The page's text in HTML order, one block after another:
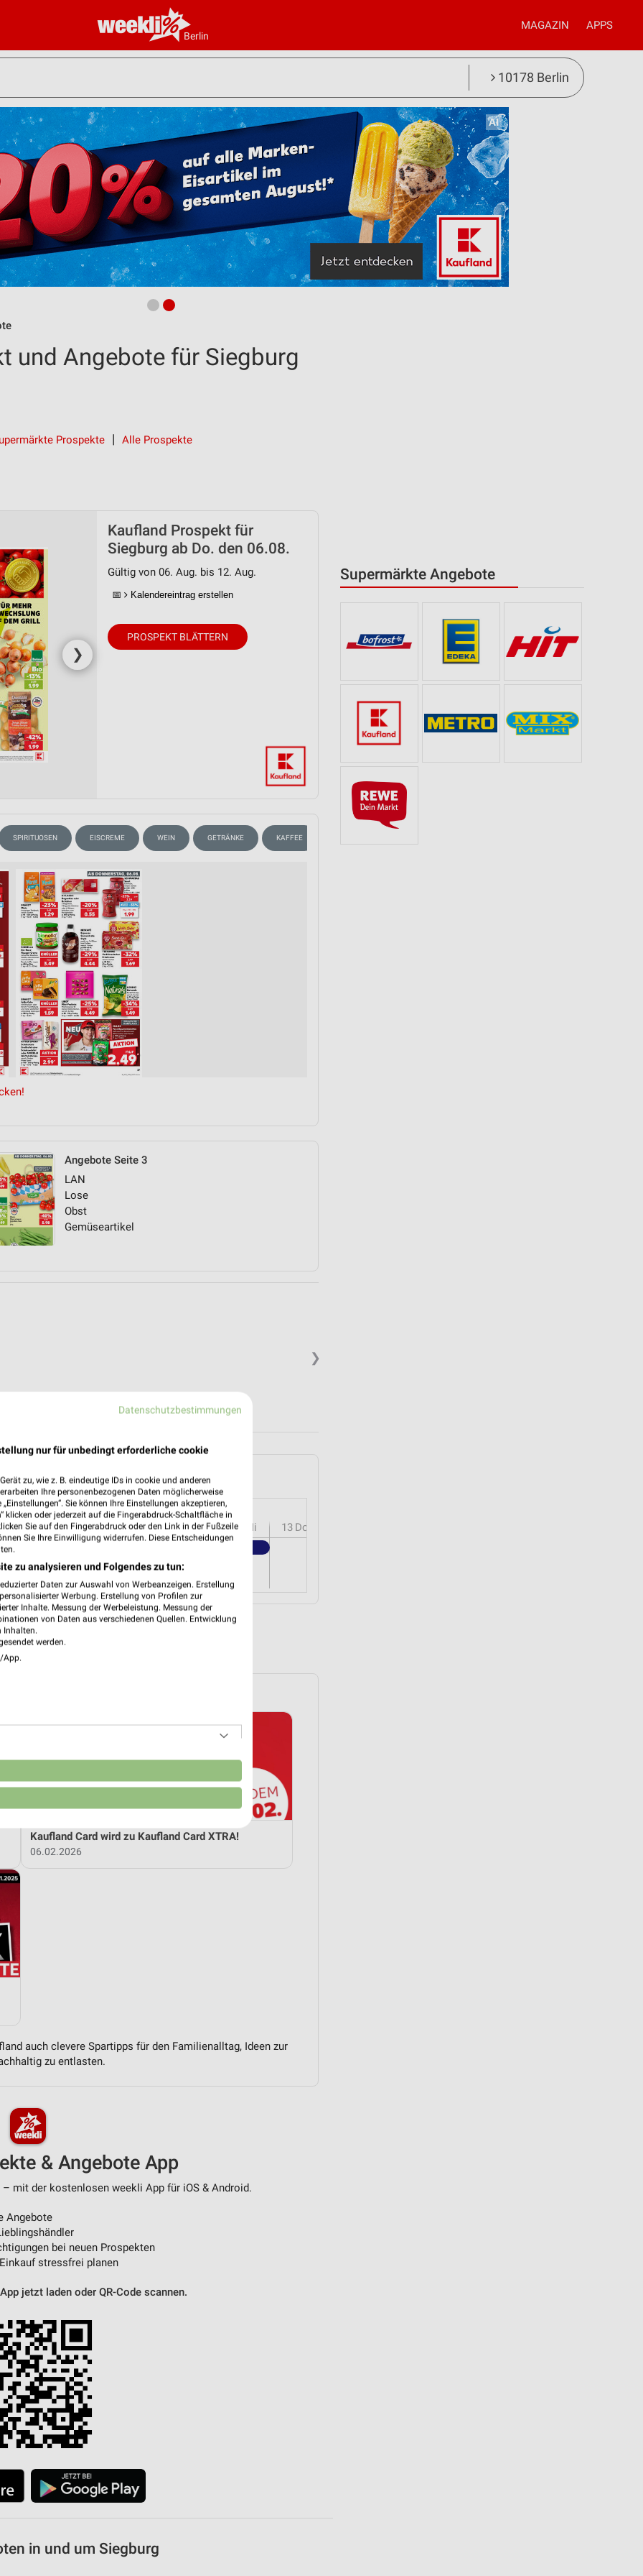
Berlin
MAGAZIN APPS
10178 Berlin
Supermärkte Angebote
und Angebote für Siegburg
Prospekte Alle Prospekte
❯
Kaufland Prospekt für
Siegburg ab Do. den 06.08.
Gültig von 06. Aug. bis 12. Aug.
📅 Kalendereintrag erstellen
PROSPEKT BLÄTTERN
SPIRITUOSEN EISCREME WEIN GETRÄNKE KAFFEE
Angebote Seite 3
LAN
Lose
Obst
Gemüseartikel
❯
und Umgebung
08 Sa 09So 10Mo 11Di 12 Mi 13 Do
PROSPEKTE
Kaufland Card wird zu Kaufland Card XTRA!
06.02.2026
auch clevere Spartipps für den Familienalltag, Ideen zur
zu entlasten.
& Angebote App
mit der kostenlosen weekli App für iOS & Android.
Angebote
bei neuen Prospekten
stressfrei planen
jetzt laden oder QR-Code scannen.
in und um Siegburg
Datenschutzbestimmungen
nur für unbedingt erforderliche cookie
zu, wie z. B. eindeutige IDs in cookie und anderen
Ihre personenbezogenen Daten möglicherweise
Sie können Ihre Einstellungen akzeptieren,
klicken oder jederzeit auf die Fingerabdruck-Schaltfläche in
Sie auf den Fingerabdruck oder den Link in der Fußzeile
Sie Ihre Einwilligung widerrufen. Diese Entscheidungen
zu analysieren und Folgendes zu tun:
Daten zur Auswahl von Werbeanzeigen. Erstellung
Werbung. Erstellung von Profilen zur
Inhalte. Messung der Werbeleistung. Messung der
von Daten aus verschiedenen Quellen. Entwicklung
Inhalten.
werden.
App.
Daten aus verschiedenen